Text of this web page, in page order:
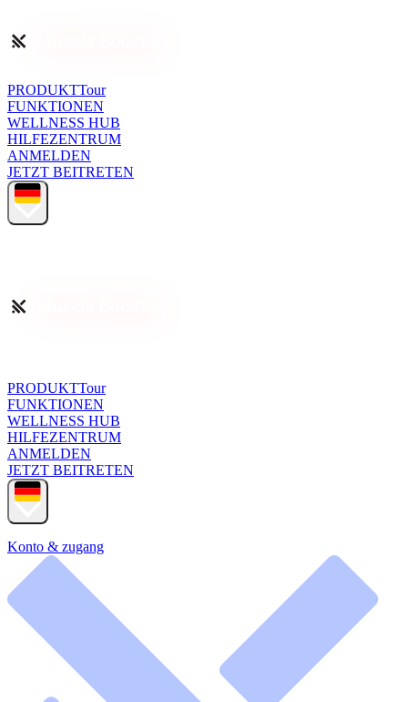
PRODUKTTour
FUNKTIONEN
WELLNESS HUB
HILFEZENTRUM
ANMELDEN
JETZT BEITRETEN
PRODUKTTour
FUNKTIONEN
WELLNESS HUB
HILFEZENTRUM
ANMELDEN
JETZT BEITRETEN
Konto & zugang